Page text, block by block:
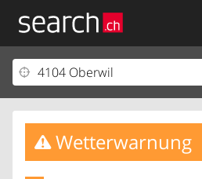
Wetterwarnung
Ihr Eintrag
Kundencenter Geschäftskunden
Impressum